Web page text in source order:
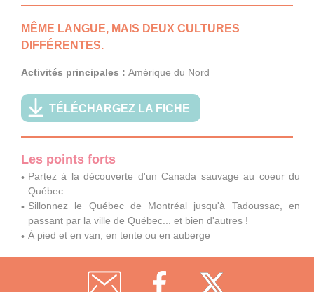
MÊME LANGUE, MAIS DEUX CULTURES
DIFFÉRENTES.
Activités principales : Amérique du Nord
TÉLÉCHARGEZ LA FICHE
Les points forts
Partez à la découverte d'un Canada sauvage au coeur du
Québec.
Sillonnez le Québec de Montréal jusqu'à Tadoussac, en
passant par la ville de Québec... et bien d'autres !
À pied et en van, en tente ou en auberge